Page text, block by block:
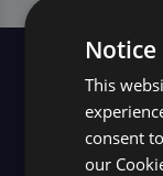
Notice
This
consent
our